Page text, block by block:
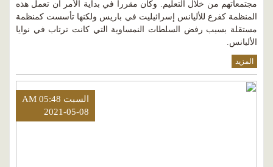
مجتمعاتهم من خلال التعليم. وكان مقرراً في بداية الأمر أن تعمل هذه
المنظمة كفرع للأليانس إسرائيليت في باريس ولكنها تأسست كمنظمة
مستقلة بسبب رفض السلطات النمساوية التي كانت ترتاب في نوايا
الأليانس.
المزيد
السبت AM 05:48
2021-05-08